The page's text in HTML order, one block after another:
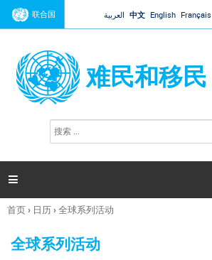
Jump to navigation
联合国 العربية 中文 English Français
难民和移民
搜
索

你
这
首页› 日历›全球系列活动
全球系列活动